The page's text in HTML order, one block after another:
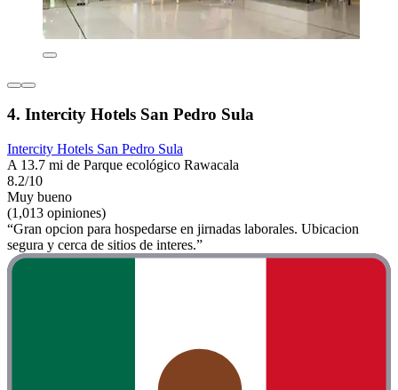
4. Intercity Hotels San Pedro Sula
Intercity Hotels San Pedro Sula
A 13.7 mi de Parque ecológico Rawacala
8.2/10
Muy bueno
(1,013 opiniones)
“Gran opcion para hospedarse en jirnadas laborales. Ubicacion
segura y cerca de sitios de interes.”